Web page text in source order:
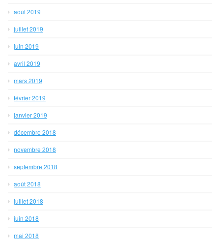
août 2019
juillet 2019
juin 2019
avril 2019
mars 2019
février 2019
janvier 2019
décembre 2018
novembre 2018
septembre 2018
août 2018
juillet 2018
juin 2018
mai 2018